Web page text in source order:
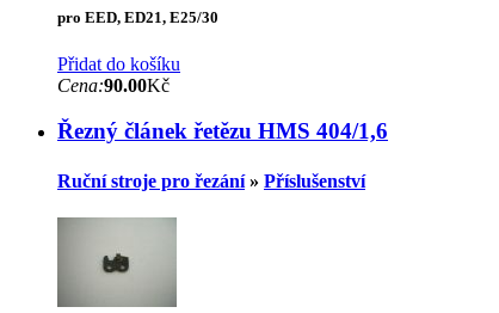
pro EED, ED21, E25/30
Přidat do košíku
Cena:90.00Kč
Řezný článek řetězu HMS 404/1,6
Ruční stroje pro řezání» Příslušenství